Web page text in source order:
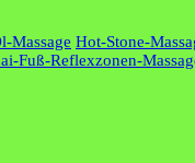
Massage Hot-Stone-
Fuß-Reflexzonen-